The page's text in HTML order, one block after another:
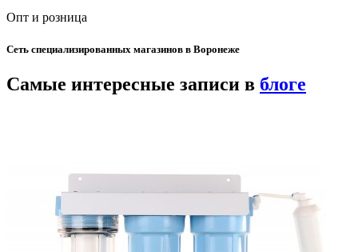
Опт и розница
Сеть специализированных магазинов в Воронеже
Самые интересные записи в блоге